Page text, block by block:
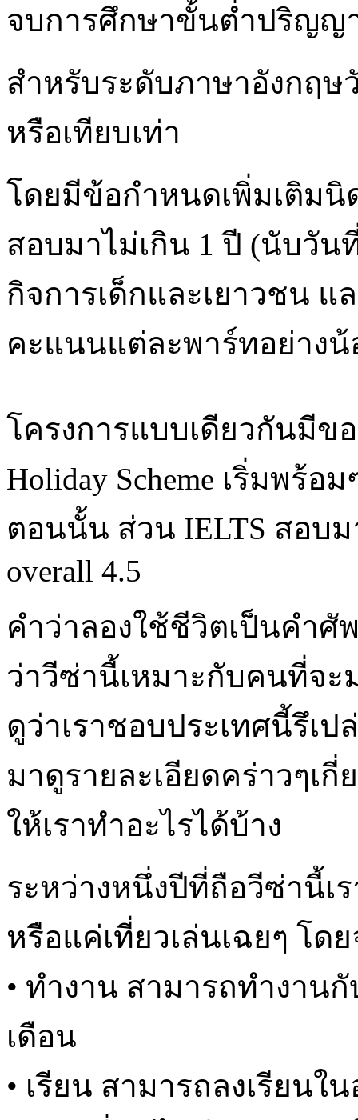
จบการศึกษาขั้นต่ำปริญญ
สำหรับระดับภาษาอังกฤษ
หรือเทียบเท่า
โดยมีข้อกำหนดเพิ่มเติมนิ
สอบมาไม่เกิน 1 ปี (นับวั
กิจการเด็กและเยาวชน
คะแนนแต่ละพาร์ทอย่างน้
โครงการแบบเดียวกันมีข
Holiday Scheme เริ่มพร้
ตอนนั้น ส่วน IELTS สอบ
overall 4.5
คำว่าลองใช้ชีวิตเป็นคำศั
ว่าวีซ่านี้เหมาะกับคนที่จะ
ดูว่าเราชอบประเทศนี้รึเ
มาดูรายละเอียดคร่าวๆเ
ให้เราทำอะไรได้บ้าง
ระหว่างหนึ่งปีที่ถือวีซ่านี้เ
หรือแค่เที่ยวเล่นเฉยๆ โ
• ทำงาน สามารถทำงาน
เดือน
• เรียน สามารถลงเรียนใ